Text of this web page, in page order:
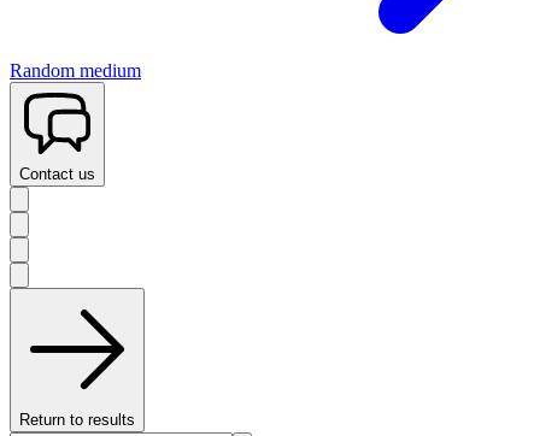
Random medium
Contact us
Return to results